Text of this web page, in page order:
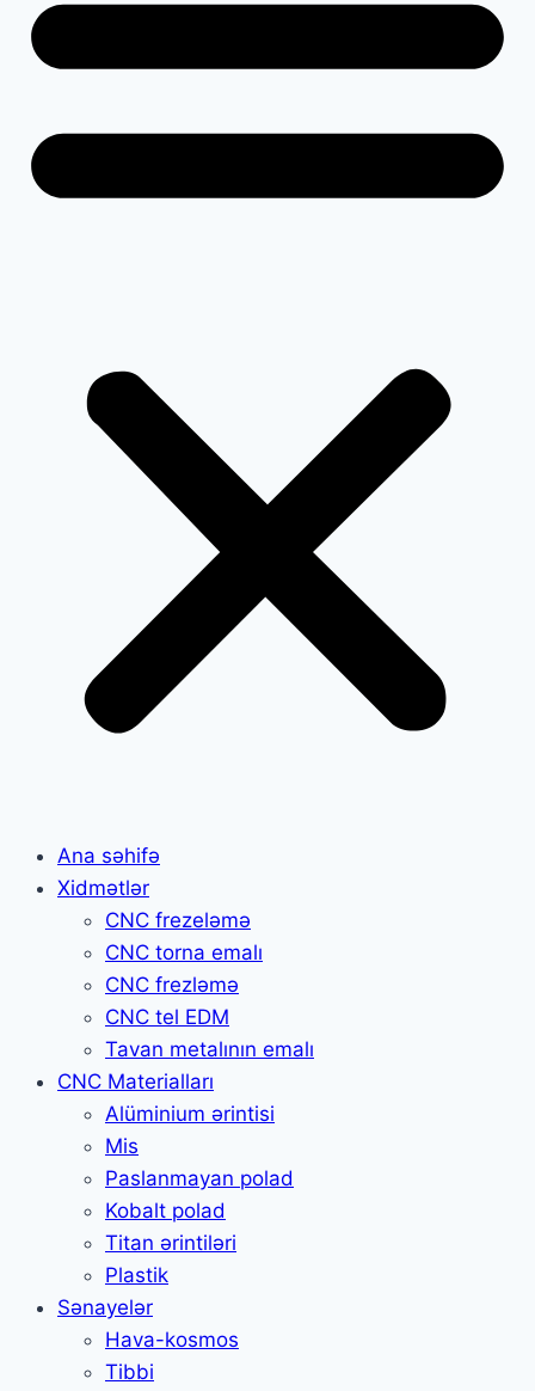
Ana səhifə
Xidmətlər
CNC frezeləmə
CNC torna emalı
CNC frezləmə
CNC tel EDM
Tavan metalının emalı
CNC Materialları
Alüminium ərintisi
Mis
Paslanmayan polad
Kobalt polad
Titan ərintiləri
Plastik
Sənayelər
Hava-kosmos
Tibbi